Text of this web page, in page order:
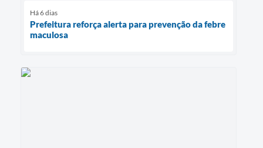
Há 6 dias
Prefeitura reforça alerta para prevenção da febre
maculosa